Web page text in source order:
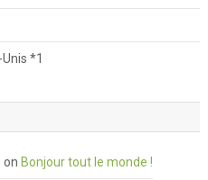
*1
on Bonjour tout le monde !